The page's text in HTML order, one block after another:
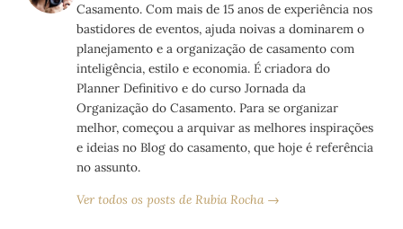
Casamento. Com mais de 15 anos de experiência nos
bastidores de eventos, ajuda noivas a dominarem o
planejamento e a organização de casamento com
inteligência, estilo e economia. É criadora do
Planner Definitivo e do curso Jornada da
Organização do Casamento. Para se organizar
melhor, começou a arquivar as melhores inspirações
e ideias no Blog do casamento, que hoje é referência
no assunto.
Ver todos os posts de Rubia Rocha →